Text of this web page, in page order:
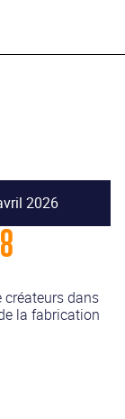
2026
créateurs dans
la fabrication